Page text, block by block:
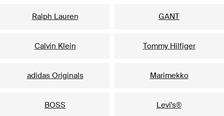
Ralph Lauren GANT
Calvin Klein Tommy Hilfiger
adidas Originals Marimekko
BOSS Levi's®